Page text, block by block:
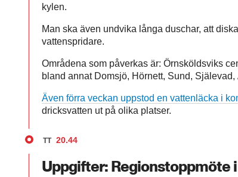
kylen.
Man ska även undvika långa duschar, att
vattenspridare.
Områdena som påverkas är: Örnsköldsviks
bland annat Domsjö, Hörnett, Sund, Själevad,
Även förra veckan uppstod en vattenläcka i
dricksvatten ut på olika platser.
TT 20.44
Uppgifter: Regionstoppmöte